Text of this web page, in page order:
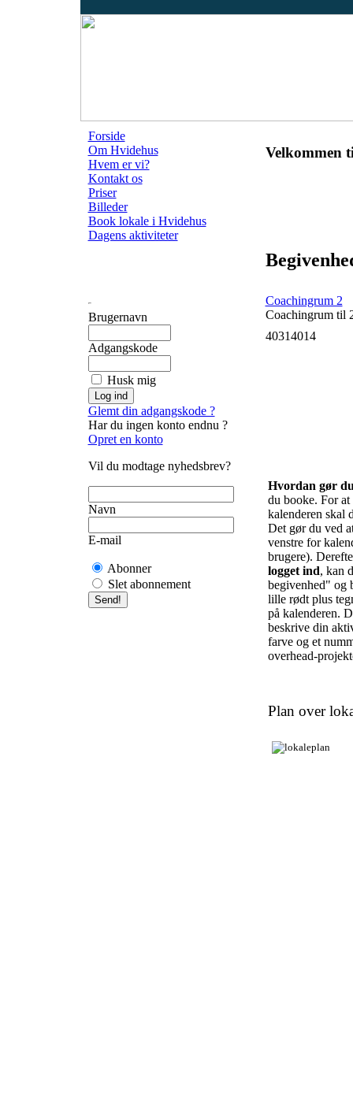
Forside
Om Hvidehus
Hvem er vi?
Kontakt os
Priser
Billeder
Book lokale i Hvidehus
Dagens aktiviteter
Brugernavn
Adgangskode
Husk mig
Glemt din adgangskode ?
Har du ingen konto endnu ?
Opret en konto
Vil du modtage nyhedsbrev?
Navn
E-mail
Abonner
Slet abonnement
Velkommen
Coachingrum 2
Coachingrum til
40314014
Hvordan gør
du booke. For
kalenderen skal
Det gør du ved
venstre for
brugere).
logget ind, kan
begivenhed" og
lille rødt plus
på kalenderen.
beskrive din
farve og et
overhead-
Plan over